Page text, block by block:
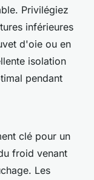
Privilégiez
inférieures
d'oie ou en
isolation
pendant
clé pour un
froid venant
Les